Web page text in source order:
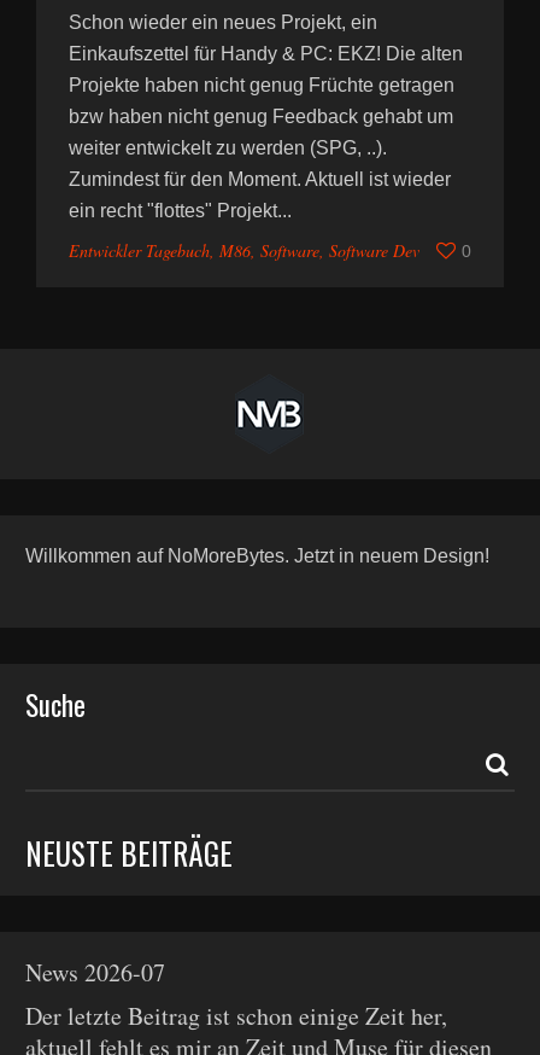
Schon wieder ein neues Projekt, ein
Einkaufszettel für Handy & PC: EKZ! Die alten
Projekte haben nicht genug Früchte getragen
bzw haben nicht genug Feedback gehabt um
weiter entwickelt zu werden (SPG, ..).
Zumindest für den Moment. Aktuell ist wieder
ein recht "flottes" Projekt...
Entwickler Tagebuch, M86, Software, Software Dev 0
Willkommen auf NoMoreBytes. Jetzt in neuem Design!
Suche
NEUSTE BEITRÄGE
News 2026-07
Der letzte Beitrag ist schon einige Zeit her,
aktuell fehlt es mir an Zeit und Muse für diesen